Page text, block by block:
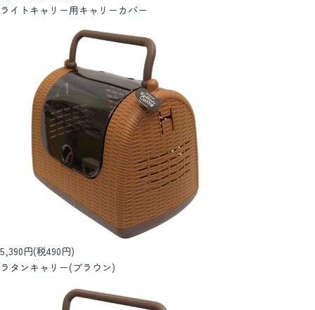
ライトキャリー用キャリーカバー
5,390円(税490円)
ラタンキャリー(ブラウン)